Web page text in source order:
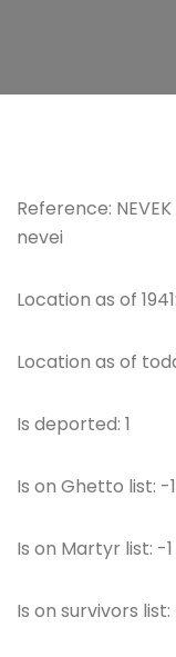
Reference:
nevei
Location as of
Location as of
Is deported: 1
Is on Ghetto list: -1
Is on Martyr list: -1
Is on survivors list: